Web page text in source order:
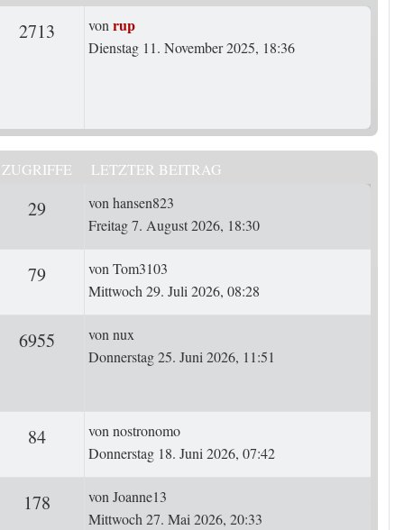
2713 ZugriffeLetzter Beitrag
vonrup
Dienstag 11. November 2025, 18:36
ZUGRIFFE LETZTER BEITRAG
29 ZugriffeLetzter Beitrag
vonhansen823
Freitag 7. August 2026, 18:30
79ZugriffeLetzter Beitrag
vonTom3103
Mittwoch 29. Juli 2026, 08:28
6955 ZugriffeLetzter Beitrag
vonnux
Donnerstag 25. Juni 2026, 11:51
84ZugriffeLetzter Beitrag
vonnostronomo
Donnerstag 18. Juni 2026, 07:42
178 ZugriffeLetzter Beitrag
vonJoanne13
Mittwoch 27. Mai 2026, 20:33